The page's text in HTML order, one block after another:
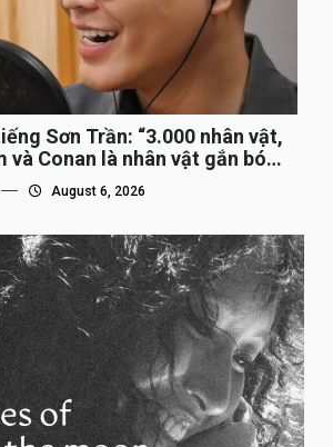
Sơn Trần: “3.000 nhân vật,
và Conan là nhân vật gắn bó
August 6, 2026